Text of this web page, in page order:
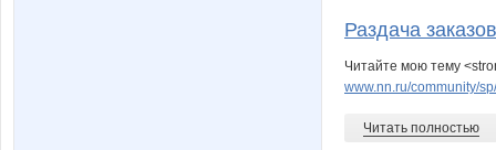
Раздача
Читайте мою тему
www.nn.ru/community/
Читать полностью